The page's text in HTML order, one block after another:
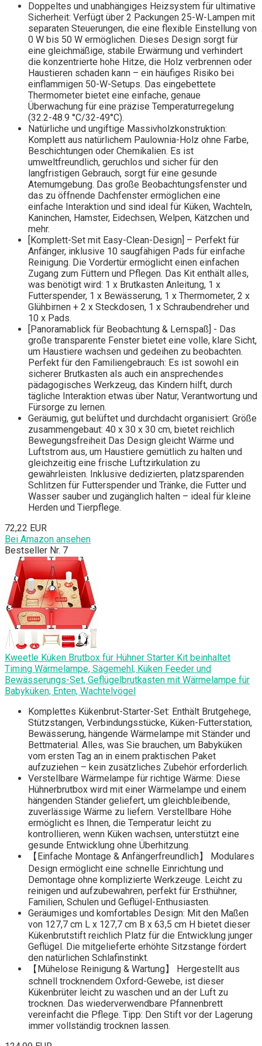
Doppeltes und unabhängiges Heizsystem für ultimative
Sicherheit: Verfügt über 2 Packungen 25-W-Lampen mit
separaten Steuerungen, die eine flexible Einstellung von
0 W bis 50 W ermöglichen. Dieses Design sorgt für
eine gleichmäßige, stabile Erwärmung und verhindert
die konzentrierte hohe Hitze, die Holz verbrennen oder
Haustieren schaden kann – ein häufiges Risiko bei
einflammigen 50-W-Setups. Das eingebettete
Thermometer bietet eine einfache, genaue
Überwachung für eine präzise Temperaturregelung
(32.2-48.9 °C/32-49°C).
Natürliche und ungiftige Massivholzkonstruktion:
Komplett aus natürlichem Paulownia-Holz ohne Farbe,
Beschichtungen oder Chemikalien. Es ist
umweltfreundlich, geruchlos und sicher für den
langfristigen Gebrauch, sorgt für eine gesunde
Atemumgebung. Das große Beobachtungsfenster und
das zu öffnende Dachfenster ermöglichen eine
einfache Interaktion und sind ideal für Küken, Wachteln,
Kaninchen, Hamster, Eidechsen, Welpen, Kätzchen und
mehr.
[Komplett-Set mit Easy-Clean-Design] – Perfekt für
Anfänger, inklusive 10 saugfähigen Pads für einfache
Reinigung. Die Vordertür ermöglicht einen einfachen
Zugang zum Füttern und Pflegen. Das Kit enthält alles,
was benötigt wird: 1 x Brutkasten Anleitung, 1 x
Futterspender, 1 x Bewässerung, 1 x Thermometer, 2 x
Glühbirnen + 2 x Steckdosen, 1 x Schraubendreher und
10 x Pads.
[Panoramablick für Beobachtung & Lernspaß] - Das
große transparente Fenster bietet eine volle, klare Sicht,
um Haustiere wachsen und gedeihen zu beobachten.
Perfekt für den Familiengebrauch: Es ist sowohl ein
sicherer Brutkasten als auch ein ansprechendes
pädagogisches Werkzeug, das Kindern hilft, durch
tägliche Interaktion etwas über Natur, Verantwortung und
Fürsorge zu lernen.
Geräumig, gut belüftet und durchdacht organisiert: Größe
zusammengebaut: 40 x 30 x 30 cm, bietet reichlich
Bewegungsfreiheit Das Design gleicht Wärme und
Luftstrom aus, um Haustiere gemütlich zu halten und
gleichzeitig eine frische Luftzirkulation zu
gewährleisten. Inklusive dedizierten, platzsparenden
Schlitzen für Futterspender und Tränke, die Futter und
Wasser sauber und zugänglich halten – ideal für kleine
Herden und Tierpflege.
72,22 EUR
Bei Amazon ansehen
Bestseller Nr. 7
Kweetle Küken Brutbox für Hühner Starter Kit beinhaltet
Timing Wärmelampe, Sägemehl, Küken Feeder und
Bewässerungs-Set, Geflügelbrutkasten mit Wärmelampe für
Babyküken, Enten, Wachtelvögel
Komplettes Kükenbrut-Starter-Set: Enthält Brutgehege,
Stützstangen, Verbindungsstücke, Küken-Futterstation,
Bewässerung, hängende Wärmelampe mit Ständer und
Bettmaterial. Alles, was Sie brauchen, um Babyküken
vom ersten Tag an in einem praktischen Paket
aufzuziehen – kein zusätzliches Zubehör erforderlich.
Verstellbare Wärmelampe für richtige Wärme: Diese
Hühnerbrutbox wird mit einer Wärmelampe und einem
hängenden Ständer geliefert, um gleichbleibende,
zuverlässige Wärme zu liefern. Verstellbare Höhe
ermöglicht es Ihnen, die Temperatur leicht zu
kontrollieren, wenn Küken wachsen, unterstützt eine
gesunde Entwicklung ohne Überhitzung.
【Einfache Montage & Anfängerfreundlich】 Modulares
Design ermöglicht eine schnelle Einrichtung und
Demontage ohne komplizierte Werkzeuge. Leicht zu
reinigen und aufzubewahren, perfekt für Ersthühner,
Familien, Schulen und Geflügel-Enthusiasten.
Geräumiges und komfortables Design: Mit den Maßen
von 127,7 cm L x 127,7 cm B x 63,5 cm H bietet dieser
Kükenbrutstift reichlich Platz für die Entwicklung junger
Geflügel. Die mitgelieferte erhöhte Sitzstange fördert
den natürlichen Schlafinstinkt.
【Mühelose Reinigung & Wartung】 Hergestellt aus
schnell trocknendem Oxford-Gewebe, ist dieser
Kükenbrüter leicht zu waschen und an der Luft zu
trocknen. Das wiederverwendbare Pfannenbrett
vereinfacht die Pflege. Tipp: Den Stift vor der Lagerung
immer vollständig trocknen lassen.